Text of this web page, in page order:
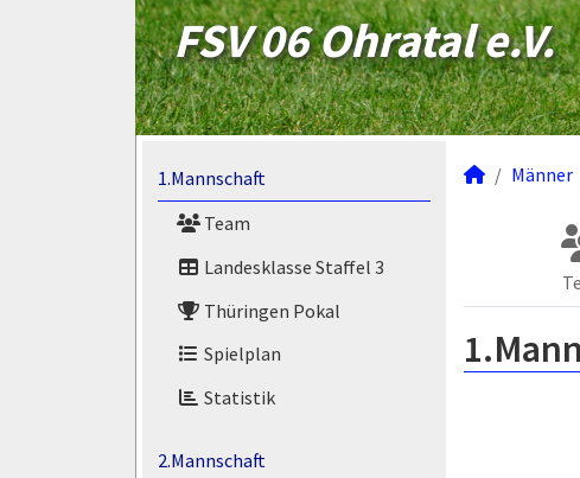
FSV 06 Ohratal e.V.
1.Mannschaft
Team
Landesklasse Staffel 3
Thüringen Pokal
Spielplan
Statistik
2.Mannschaft
Männer